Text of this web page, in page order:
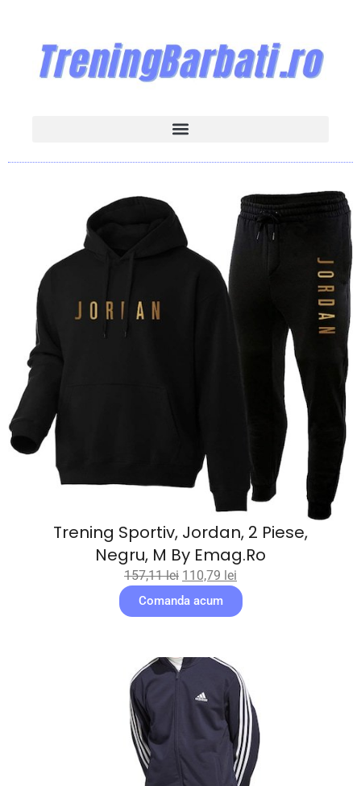
Trening Sportiv, Jordan, 2 Piese,
Negru, M By Emag.ro
157,11lei 110,79 lei
Comanda acum